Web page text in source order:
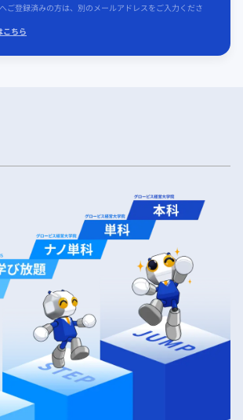
ご登録済みの方は、別のメールアドレスをご入力くださ
こちら